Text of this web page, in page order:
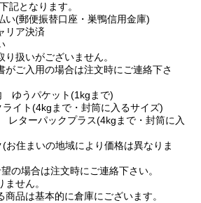
記となります。
(郵便振替口座・巣鴨信用金庫)
ア決済
扱いがございません。
がご入用の場合は注文時にご連絡下さ
ゆうパケット(1kgまで)
イト(4kgまで・封筒に入るサイズ)
ターパックプラス(4kgまで・封筒に入
住まいの地域により価格は異なりま
の場合は注文時にご連絡下さい。
せん。
品は基本的に倉庫にございます。